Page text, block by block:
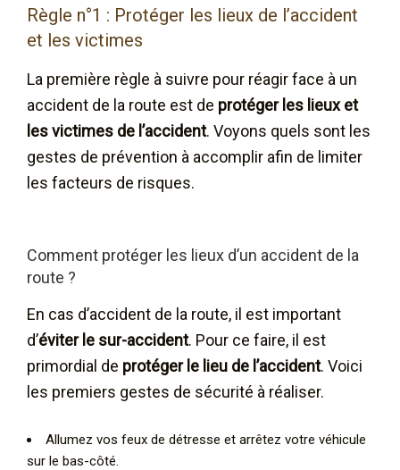
Règle n°1 : Protéger les lieux de l’accident
et les victimes
La première règle à suivre pour réagir face à un
accident de la route est de protéger les lieux et
les victimes de l’accident. Voyons quels sont les
gestes de prévention à accomplir afin de limiter
les facteurs de risques.
Comment protéger les lieux d’un accident de la
route ?
En cas d’accident de la route, il est important
d’éviter le sur-accident. Pour ce faire, il est
primordial de protéger le lieu de l’accident. Voici
les premiers gestes de sécurité à réaliser.
Allumez vos feux de détresse et arrêtez votre véhicule
sur le bas-côté.